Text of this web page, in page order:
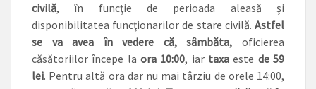
civilă, în funcţie de perioada aleasă şi
disponibilitatea funcţionarilor de stare civilă. Astfel
se va avea în vedere că, sâmbăta, oficierea
căsătoriilor începe la ora 10:00, iar taxa este de 59
lei. Pentru altă ora dar nu mai târziu de orele 14:00,